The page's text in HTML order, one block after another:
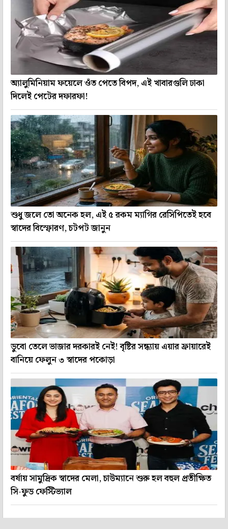
অ্যালুমিনিয়াম ফয়েলে ওঁত পেতে বিপদ, এই খাবারগুলি ঢাকা
দিলেই পেটের দফারফা!
শুধু জলে তো অনেক হল, এই ৫ রকম ম্যাগির রেসিপিতেই হবে
স্বাদের বিস্ফোরণ, চটপট জানুন
ডুবো তেলে ভাজার দরকারই নেই! বৃষ্টির সন্ধ্যায় এয়ার ফ্রায়ারেই
বানিয়ে ফেলুন ৩ স্বাদের পকোড়া
বর্ষায় সামুদ্রিক স্বাদের মেলা, চাউম্যানে শুরু হল বহুল প্রতীক্ষিত
সি-ফুড ফেস্টিভ্যাল